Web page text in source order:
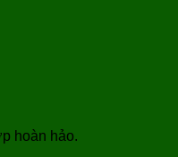
hoàn hảo.